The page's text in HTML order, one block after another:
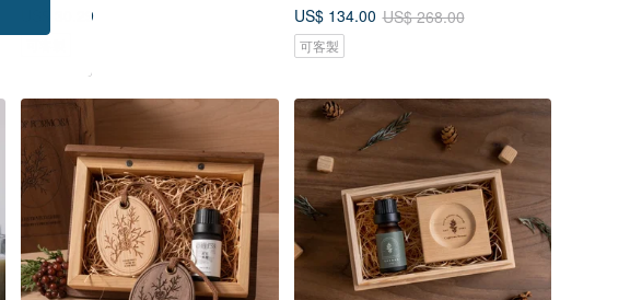
US$ 30.29
US$ 134.00 US$ 268.00
可客製